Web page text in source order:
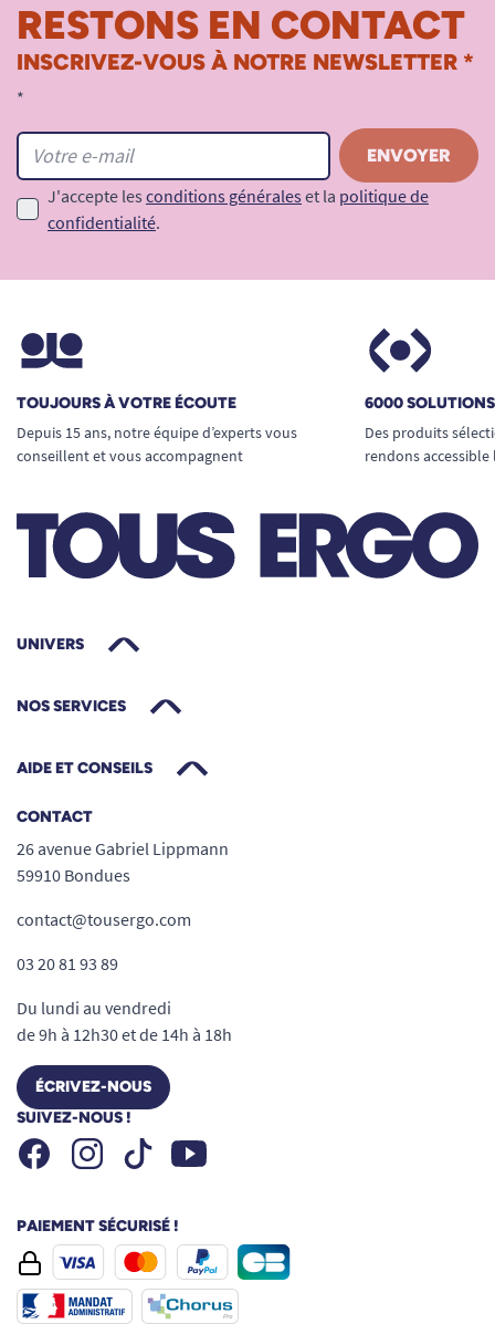
RESTONS EN CONTACT
INSCRIVEZ-VOUS À NOTRE NEWSLETTER *
*
J'accepte les conditions générales et la politique de
confidentialité.
TOUJOURS À VOTRE ÉCOUTE
Depuis 15 ans, notre équipe d’experts vous
conseillent et vous accompagnent
6000
Des produits
rendons
UNIVERS
NOS SERVICES
AIDE ET CONSEILS
CONTACT
26 avenue Gabriel Lippmann
59910 Bondues
contact@tousergo.com
03 20 81 93 89
Du lundi au vendredi
de 9h à 12h30 et de 14h à 18h
ÉCRIVEZ-NOUS
SUIVEZ-NOUS !
FacebookInstagramTiktok Youtube
PAIEMENT SÉCURISÉ !